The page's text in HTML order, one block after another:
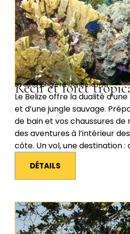
Là où la jungle rencontre la mer
Récif et forêt
Le Belize offre la dualité
et d’une jungle sauvage.
de bain et vos chaussures
des aventures à l’intérieur
côte. Un vol, une destination :
DÉTAILS